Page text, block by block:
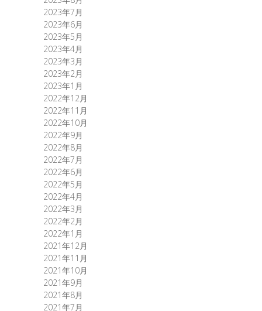
2023年7月
2023年6月
2023年5月
2023年4月
2023年3月
2023年2月
2023年1月
2022年12月
2022年11月
2022年10月
2022年9月
2022年8月
2022年7月
2022年6月
2022年5月
2022年4月
2022年3月
2022年2月
2022年1月
2021年12月
2021年11月
2021年10月
2021年9月
2021年8月
2021年7月